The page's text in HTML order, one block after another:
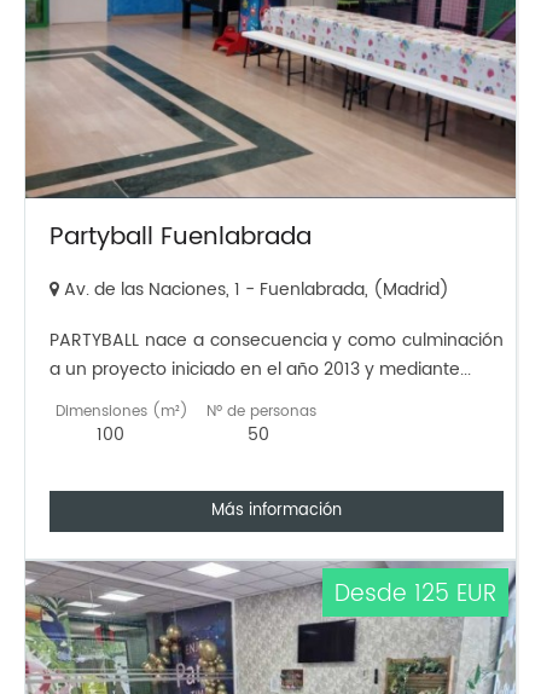
Partyball Fuenlabrada
Av. de las Naciones, 1 - Fuenlabrada, (Madrid)
PARTYBALL nace a consecuencia y como culminación
a un proyecto iniciado en el año 2013 y mediante...
Dimensiones (m²)
100
Nº de personas
50
Más información
Desde 125 EUR